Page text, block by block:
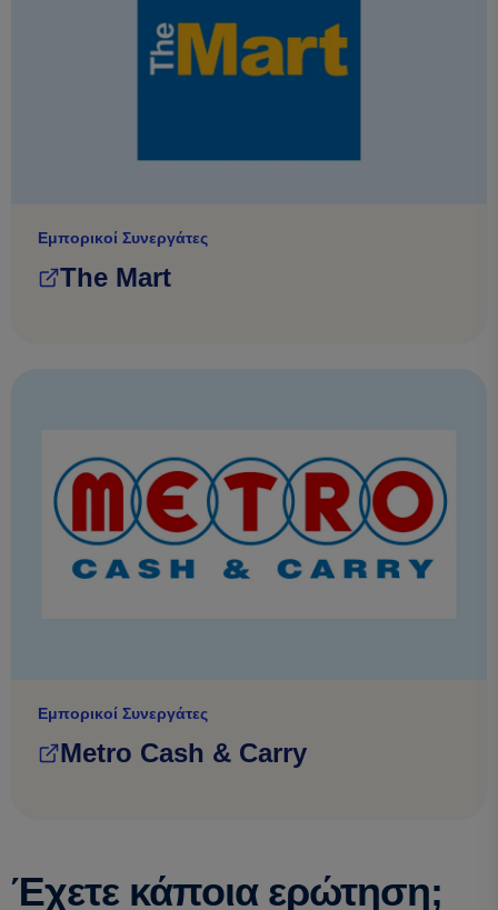
Εμπορικοί Συνεργάτες
The Mart
Εμπορικοί Συνεργάτες
Metro Cash & Carry
Έχετε κάποια ερώτηση;